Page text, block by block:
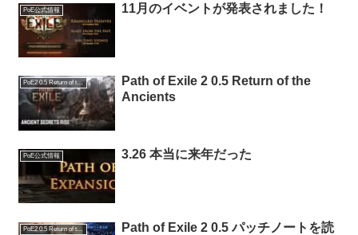
PoE公式情報 11月のイベントが発表されました！
PoE2 0.5 Return of the Ancients
Path of Exile 2 0.5 Return of the
Ancients
PoE公式情報 3.26 本当に来年だった
PoE2 0.5 Return of the Ancients
Path of Exile 2 0.5 パッチノートを読